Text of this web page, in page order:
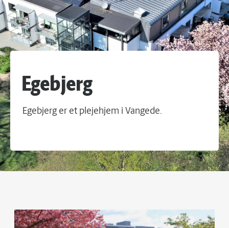
Egebjerg
Egebjerg er et plejehjem i Vangede.